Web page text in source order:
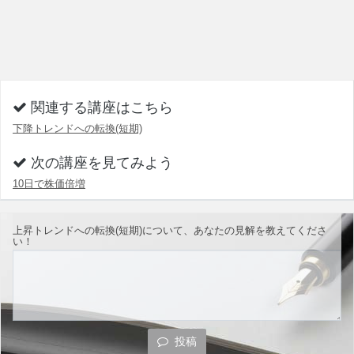
関連する講座はこちら
下降トレンドへの転換(短期)
次の講座を見てみよう
10日で株価倍増
上昇トレンドへの転換(短期)について、あなたの見解を教えてくださ
い！
投稿